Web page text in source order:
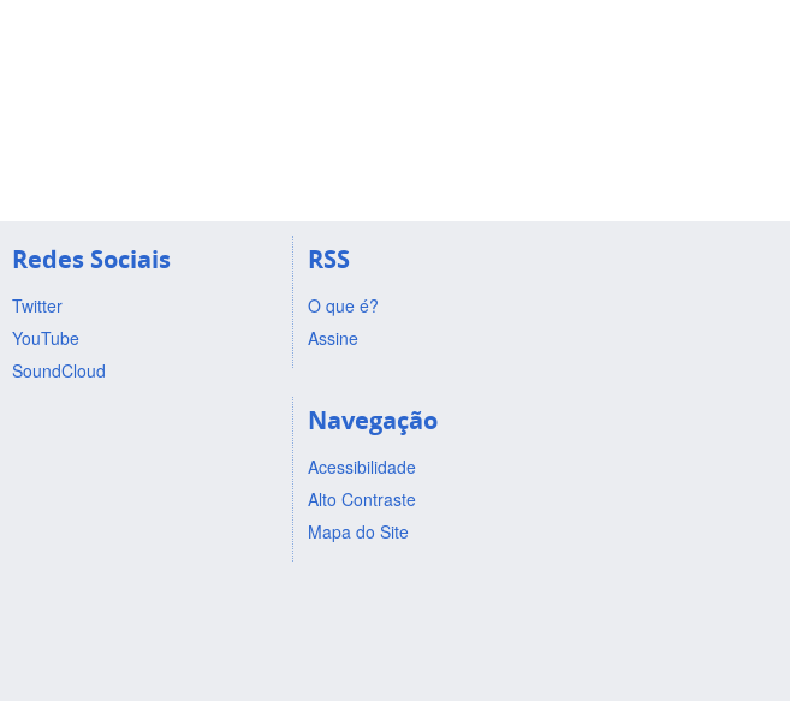
Redes Sociais
Twitter
YouTube
SoundCloud
RSS
O que é?
Assine
Navegação
Acessibilidade
Alto Contraste
Mapa do Site